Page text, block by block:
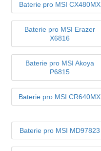
Baterie pro MSI CX480MX
Baterie pro MSI Erazer
X6816
Baterie pro MSI Akoya
P6815
Baterie pro MSI CR640MX
Baterie pro MSI MD97823